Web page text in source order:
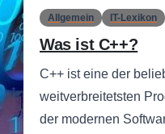
Allgemein IT-Lexikon
Was ist C++?
C++ ist eine der
weitverbreitetsten
der modernen